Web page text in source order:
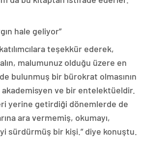
hale geliyor”
teşekkür ederek,
malumunuz olduğu üzere en
bulunmuş bir bürokrat olmasının
akademisyen ve bir entelektüeldir.
yerine getirdiği dönemlerde de
ara vermemiş, okumayı,
sürdürmüş bir kişi.” diye konuştu.